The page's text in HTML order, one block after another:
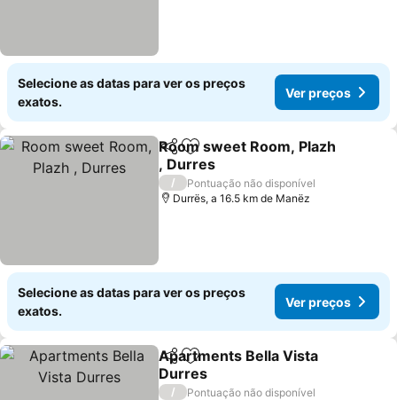
Selecione as datas para ver os preços
exatos.
Ver preços
PartilharAdicionar aos favoritos
Room sweet Room, Plazh
, Durres
/
Pontuação não disponível
Durrës, a 16.5 km de Manëz
Selecione as datas para ver os preços
exatos.
Ver preços
PartilharAdicionar aos favoritos
Apartments Bella Vista
Durres
/
Pontuação não disponível